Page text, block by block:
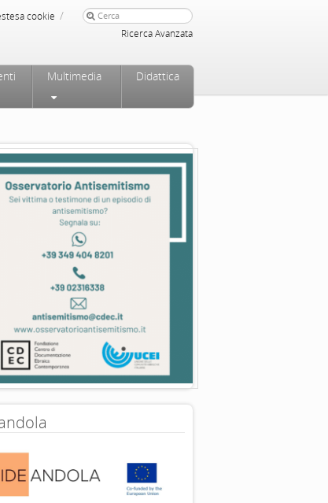
cookie /
Ricerca Avanzata
Multimedia Didattica